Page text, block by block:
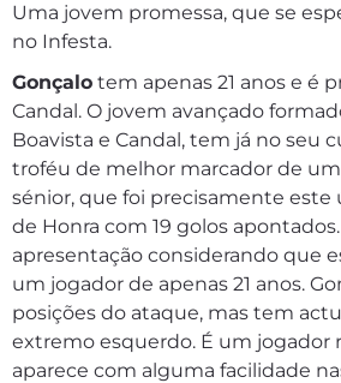
Uma jovem promessa, que se
no Infesta.
Gonçalo tem apenas 21 anos e é
Candal. O jovem avançado
Boavista e Candal, tem já no seu
troféu de melhor marcador de
sénior, que foi precisamente este
de Honra com 19 golos
apresentação considerando que
um jogador de apenas 21 anos.
posições do ataque, mas tem
extremo esquerdo. É um jogador
aparece com alguma facilidade